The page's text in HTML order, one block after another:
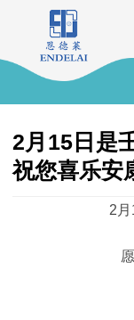
2月15日是
祝您喜乐安
2